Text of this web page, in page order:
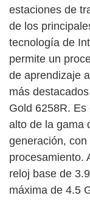
estaciones de
de los
tecnología de
permite un
de aprendizaje
más
Gold 6258R.
alto de la gama
generación,
procesamiento.
reloj base de
máxima de 4.5